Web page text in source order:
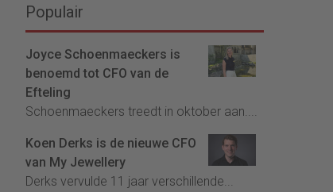
Populair
Joyce Schoenmaeckers is
benoemd tot CFO van de
Efteling
Schoenmaeckers treedt in oktober aan....
Koen Derks is de nieuwe CFO
van My Jewellery
Derks vervulde 11 jaar verschillende...